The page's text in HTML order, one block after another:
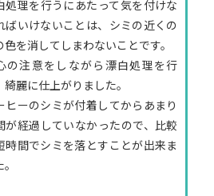
処理を行うにあたって気を付けな
ばいけないことは、シミの近くの
色を消してしまわないことです。
の注意をしながら漂白処理を行
綺麗に仕上がりました。
ヒーのシミが付着してからあまり
が経過していなかったので、比較
時間でシミを落とすことが出来ま